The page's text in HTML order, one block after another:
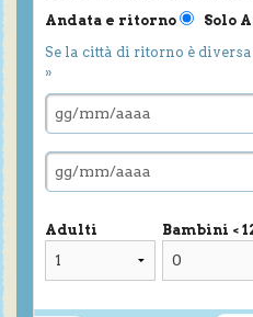
Andata e ritorno
Solo
Se la città di ritorno è
»
Adulti Bambini <